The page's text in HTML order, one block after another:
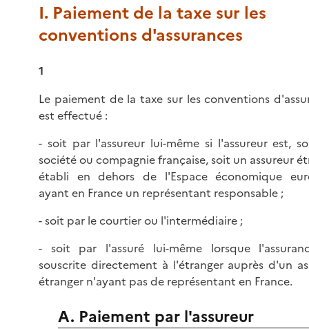
I. Paiement de la taxe sur les
conventions d'assurances
1
Le paiement de la taxe sur les conventions
est effectué :
- soit par l'assureur lui-même si l'assureur est,
société ou compagnie française, soit un assureur
établi en dehors de l'Espace économique
ayant en France un représentant responsable ;
- soit par le courtier ou l'intermédiaire ;
- soit par l'assuré lui-même lorsque
souscrite directement à l'étranger auprès d'un
étranger n'ayant pas de représentant en France.
A. Paiement par l'assureur